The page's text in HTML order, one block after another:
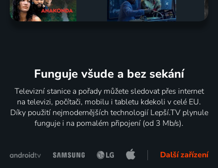
Funguje všude a bez sekání
Televizní stanice a pořady můžete sledovat přes internet
na televizi, počítači, mobilu i tabletu kdekoli v celé EU.
Díky použití nejmodernějších technologií Lepší.TV plynule
funguje i na pomalém připojení (od 3 Mb/s).
Další zařízení